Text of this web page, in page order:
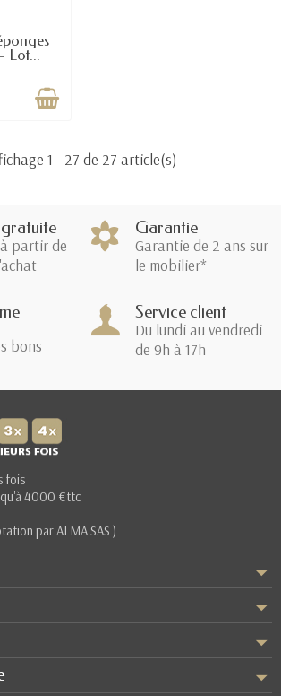
Lot...
1 - 27 de 27 article(s)
gratuite
partir de
Garantie
Garantie de 2 ans sur
le mobilier*
bons
Service client
Du lundi au vendredi
de 9h à 17h
fois
4000 €ttc
par ALMA SAS )